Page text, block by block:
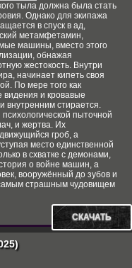
тыла должна была стать
Однако для экипажа
в спуск в ад,
метамфетамин,
машины, вместо этого
обнажая
жестокость. Внутри
начинает кипеть своя
По мере того как
видения и кровавые
внутренним стирается.
пыточной
и жертва. Их
гроб, а
место единственной
в схватке с демонами,
о войне машин, а
вооружённый до зубов и
страшным чудовищем
СКАЧАТЬ